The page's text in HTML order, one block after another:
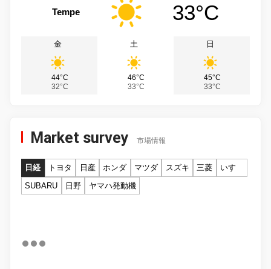
Tempe 33°C
金
44°C
32°C
土
46°C
33°C
日
45°C
33°C
Market survey 市場情報
日経 トヨタ 日産 ホンダ マツダ スズキ 三菱
いすゞ
SUBARU
日野 ヤマハ発動機